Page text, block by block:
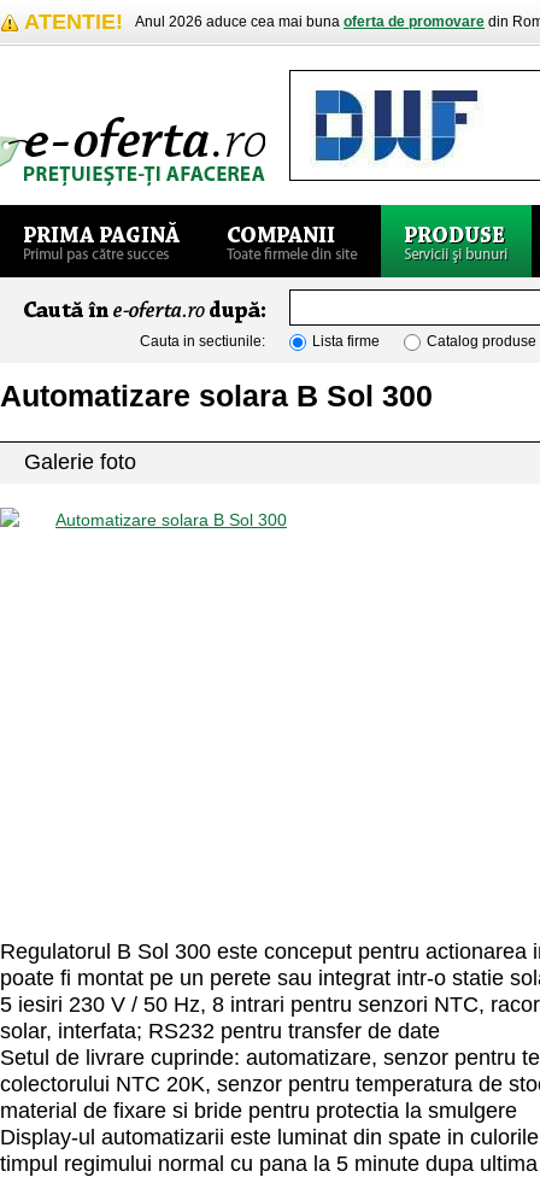
ATENTIE! Anul 2026 aduce cea mai buna oferta de promovare din
Cauta in sectiunile: Lista firme Catalog produse
Automatizare solara B Sol 300
Galerie foto
Regulatorul B Sol 300 este conceput pentru actionarea
poate fi montat pe un perete sau integrat intr-o statie
5 iesiri 230 V / 50 Hz, 8 intrari pentru senzori NTC,
solar, interfata; RS232 pentru transfer de date
Setul de livrare cuprinde: automatizare, senzor pentru
colectorului NTC 20K, senzor pentru temperatura de
material de fixare si bride pentru protectia la smulgere
Display-ul automatizarii este luminat din spate in
timpul regimului normal cu pana la 5 minute dupa